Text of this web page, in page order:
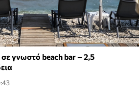
γνωστό beach bar – 2,5